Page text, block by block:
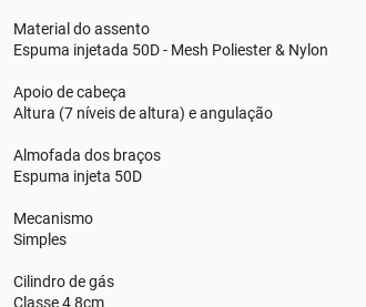
Material do assento
Espuma injetada 50D - Mesh Poliester & Nylon
Apoio de cabeça
Altura (7 níveis de altura) e angulação
Almofada dos braços
Espuma injeta 50D
Mecanismo
Simples
Cilindro de gás
Classe 4 8cm